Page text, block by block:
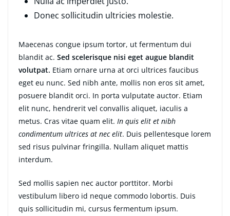
Donec sollicitudin ultricies molestie.
Maecenas congue ipsum tortor, ut fermentum dui
blandit ac. Sed scelerisque nisi eget augue blandit
volutpat. Etiam ornare urna at orci ultrices faucibus
eget eu nunc. Sed nibh ante, mollis non eros sit amet,
posuere blandit orci. In porta vulputate auctor. Etiam
elit nunc, hendrerit vel convallis aliquet, iaculis a
metus. Cras vitae quam elit. In quis elit et nibh
condimentum ultrices at nec elit. Duis pellentesque lorem
sed risus pulvinar fringilla. Nullam aliquet mattis
interdum.
Sed mollis sapien nec auctor porttitor. Morbi
vestibulum libero id neque commodo lobortis. Duis
quis sollicitudin mi, cursus fermentum ipsum.